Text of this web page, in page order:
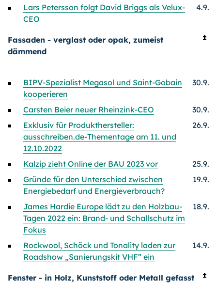
Lars Petersson folgt David Briggs als Velux-
CEO
4.9.
Fassaden - verglast oder opak, zumeist
dämmend
BIPV-Spezialist Megasol und Saint-Gobain
kooperieren
30.9.
Carsten Beier neuer Rheinzink-CEO
30.9.
Exklusiv für Produkthersteller:
ausschreiben.de-Thementage am 11. und
12.10.2022
26.9.
Kalzip zieht Online der BAU 2023 vor
25.9.
Gründe für den Unterschied zwischen
Energiebedarf und Energieverbrauch?
19.9.
James Hardie Europe lädt zu den Holzbau-
Tagen 2022 ein: Brand- und Schallschutz im
Fokus
18.9.
Rockwool, Schöck und Tonality laden zur
Roadshow „Sanierungskit VHF” ein
14.9.
Fenster - in Holz, Kunststoff oder Metall gefasst